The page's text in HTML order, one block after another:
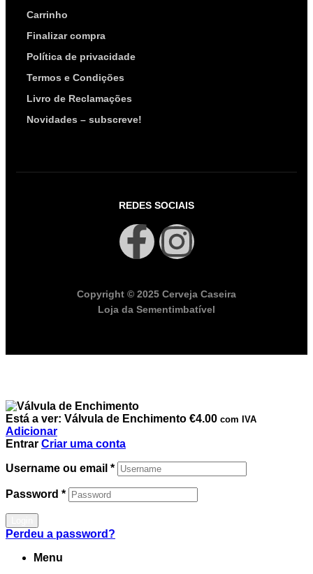
Carrinho
Finalizar compra
Política de privacidade
Termos e Condições
Livro de Reclamações
Novidades – subscreve!
REDES SOCIAIS
Copyright © 2025 Cerveja Caseira
Loja da Sementimbatível
Está a ver: Válvula de Enchimento €4.00 com IVA
Adicionar
Entrar Criar uma conta
Username ou email *
Password *
Perdeu a password?
Menu